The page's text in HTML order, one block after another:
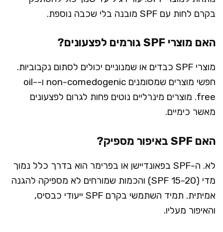
בקרם לחות עם SPF מובנה בלי שכבה נוספת.
האם מוצרי SPF גורמים לפצעונים?
מוצרי SPF כבדים או שמנוניים יכולים לסתום נקבוביות.
חפשי מוצרים שמסומנים non-comedogenic ו-oil-
free. מוצרים מינרליים נוטים פחות לגרום לפצעונים
מאשר כימיים.
האם SPF באיפור מספיק?
לא. ה-SPF בפאונדיישן או בפרימר הוא בדרך כלל נמוך
מדי (SPF 15-20) והכמות שמורחים לא מספיקה להגנה
אמיתית. תמיד השתמשי בקרם SPF ייעודי כבסיס,
והאיפור מעליו.